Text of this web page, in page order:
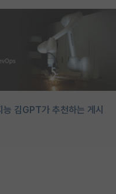
김GPT가 추천하는 게시